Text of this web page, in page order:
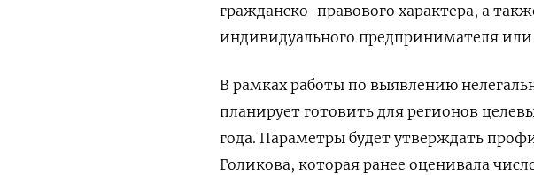
гражданско-правового характера, а
индивидуального предпринимателя или
В рамках работы по выявлению
планирует готовить для регионов
года. Параметры будет утверждать
Голикова, которая ранее оценивала